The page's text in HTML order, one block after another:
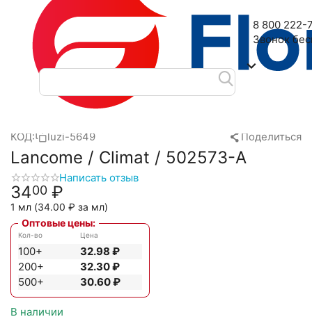
Наш адрес: 2-я Дубровская улица, 6
8 800 222-
Звонок
КОД: luzi-5649 Поделиться
Lancome / Climat / 502573-A
Написать отзыв
3400 ₽
1 мл (34.00 ₽ за мл)
Оптовые цены:
Кол-во
100+
200+
500+
Цена
32.98 ₽
32.30₽
30.60₽
В наличии